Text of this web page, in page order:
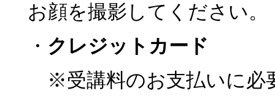
お顔を撮影してください。
・ クレジットカード
※受講料のお支払いに必